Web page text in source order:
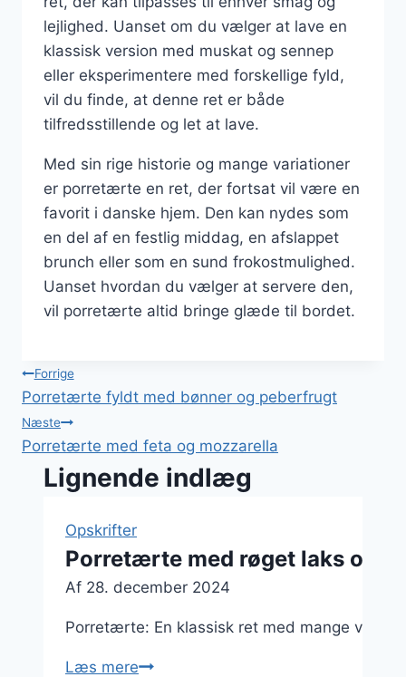
lejlighed. Uanset om du vælger at lave en
klassisk version med muskat og sennep
eller eksperimentere med forskellige fyld,
vil du finde, at denne ret er både
tilfredsstillende og let at lave.
Med sin rige historie og mange variationer
er porretærte en ret, der fortsat vil være en
favorit i danske hjem. Den kan nydes som
en del af en festlig middag, en afslappet
brunch eller som en sund frokostmulighed.
Uanset hvordan du vælger at servere den,
vil porretærte altid bringe glæde til bordet.
Indlægsnavigation
Forrige
Porretærte fyldt med bønner og peberfrugt
Næste
Porretærte med feta og mozzarella
Lignende indlæg
Opskrifter
Porretærte med røget laks og
Af 28. december 2024
Porretærte: En klassisk ret med mange
Læs merePorretærte